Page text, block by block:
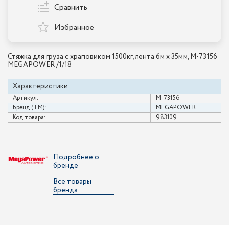
Стяжка для груза с храповиком 1500кг, лента 6м х 35мм, M-73156
MEGAPOWER /1/18
Характеристики
Артикул:
M-73156
Бренд (ТМ):
MEGAPOWER
Код товара:
983109
Сравнить
Избранное
Подробнее о
бренде
Все товары
бренда